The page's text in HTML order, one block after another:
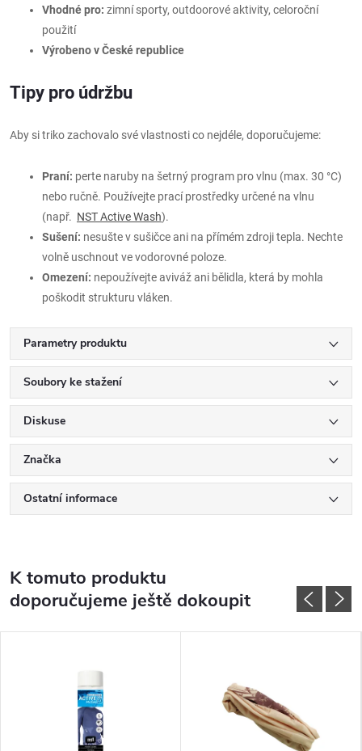
Vhodné pro: zimní sporty, outdoorové aktivity, celoroční
použití
Výrobeno v České republice
Tipy pro údržbu
Aby si triko zachovalo své vlastnosti co nejdéle, doporučujeme:
Praní: perte naruby na šetrný program pro vlnu (max. 30 °C)
nebo ručně. Používejte prací prostředky určené na vlnu
(např. NST Active Wash).
Sušení: nesušte v sušičce ani na přímém zdroji tepla. Nechte
volně uschnout ve vodorovné poloze.
Omezení: nepoužívejte aviváž ani bělidla, která by mohla
poškodit strukturu vláken.
Parametry produktu
Soubory ke stažení
Diskuse
Značka
Ostatní informace
K tomuto produktu
doporučujeme ještě dokoupit